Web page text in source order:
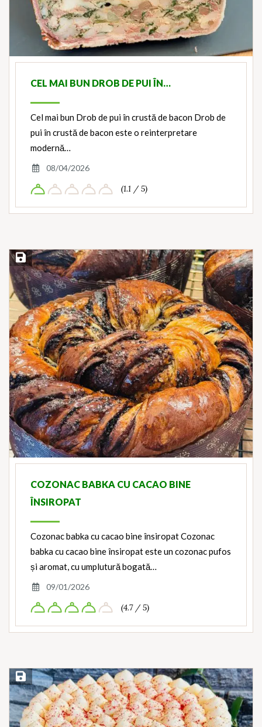
CEL MAI BUN DROB DE PUI ÎN…
Cel mai bun Drob de pui în crustă de bacon Drob de
pui în crustă de bacon este o reinterpretare
modernă…
08/04/2026
(1.1 / 5)
Save Recipe
COZONAC BABKA CU CACAO BINE
ÎNSIROPAT
Cozonac babka cu cacao bine însiropat Cozonac
babka cu cacao bine însiropat este un cozonac pufos
și aromat, cu umplutură bogată…
09/01/2026
(4.7 / 5)
Save Recipe